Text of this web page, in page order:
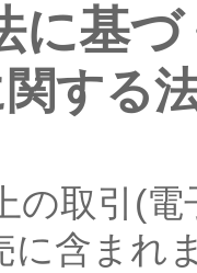
に基
する
の取引(
に含まれ